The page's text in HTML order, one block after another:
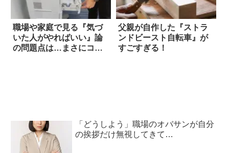
職場や家庭で見る『気づ
いた人がやればいい』論
の問題点は…まさにコ
父親が自作した『ストラ
ンドビースト自転車』が
すごすぎる！
「どうしよう」職場のオバサンが自分
の挨拶だけ無視してきて…